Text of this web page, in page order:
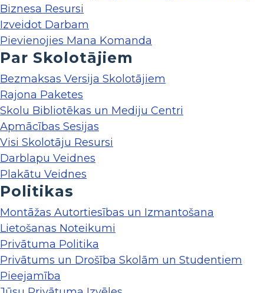
Biznesa Resursi
Izveidot Darbam
Pievienojies Mana Komanda
Par Skolotājiem
Bezmaksas Versija Skolotājiem
Rajona Paketes
Skolu Bibliotēkas un Mediju Centri
Apmācības Sesijas
Visi Skolotāju Resursi
Darblapu Veidnes
Plakātu Veidnes
Politikas
Montāžas Autortiesības un Izmantošana
Lietošanas Noteikumi
Privātuma Politika
Privātums un Drošība Skolām un Studentiem
Pieejamība